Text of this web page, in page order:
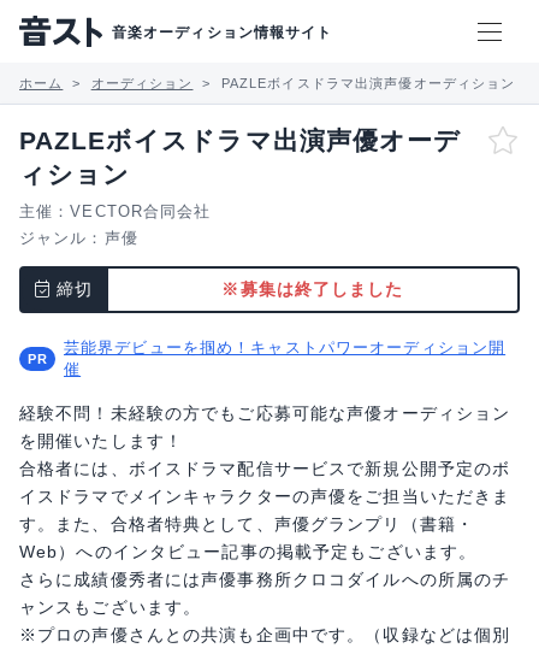
音楽オーディション情報サイト
ホーム オーディション PAZLEボイスドラマ出演声優オーディション
PAZLEボイスドラマ出演声優オーデ
ィション
主催：VECTOR合同会社
ジャンル： 声優
締切 ※募集は終了しました
芸能界デビューを掴め！キャストパワーオーディション開
催
経験不問！未経験の方でもご応募可能な声優オーディション
を開催いたします！
合格者には、ボイスドラマ配信サービスで新規公開予定のボ
イスドラマでメインキャラクターの声優をご担当いただきま
す。また、合格者特典として、声優グランプリ（書籍・
Web）へのインタビュー記事の掲載予定もございます。
さらに成績優秀者には声優事務所クロコダイルへの所属のチ
ャンスもございます。
※プロの声優さんとの共演も企画中です。（収録などは個別